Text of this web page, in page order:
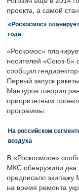
проекта, а самой
«Роскосмос»
года
«Роскомос»
носителей «Союз-5»
сообщил
Первый запуск
Мантуров говорил
приоритетным
программы.
На российском
воздуха
В «Роскосмосе»
МКС обнаружили два
предписало экипажу
на время ремонта